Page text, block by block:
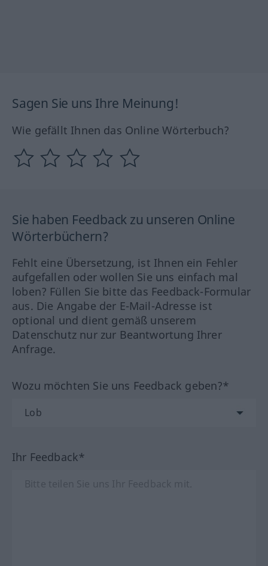
Sagen Sie uns Ihre Meinung!
Wie gefällt Ihnen das Online Wörterbuch?
Sie haben Feedback zu unseren Online
Wörterbüchern?
Fehlt eine Übersetzung, ist Ihnen ein Fehler
aufgefallen oder wollen Sie uns einfach mal
loben? Füllen Sie bitte das Feedback-Formular
aus. Die Angabe der E-Mail-Adresse ist
optional und dient gemäß unserem
Datenschutz nur zur Beantwortung Ihrer
Anfrage.
Wozu möchten Sie uns Feedback geben?*
Ihr Feedback*